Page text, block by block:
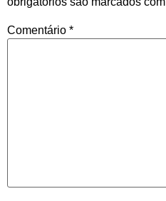
Comentário *